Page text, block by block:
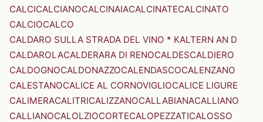
CALCICALCIANOCALCINAIACALCINATECALCINATO
CALCIOCALCO
CALDARO SULLA STRADA DEL VINO * KALTERN AN D
CALDAROLACALDERARA DI RENOCALDESCALDIERO
CALDOGNOCALDONAZZOCALENDASCOCALENZANO
CALESTANOCALICE AL CORNOVIGLIOCALICE LIGURE
CALIMERACALITRICALIZZANOCALLABIANACALLIANO
CALLIANOCALOLZIOCORTECALOPEZZATICALOSSO